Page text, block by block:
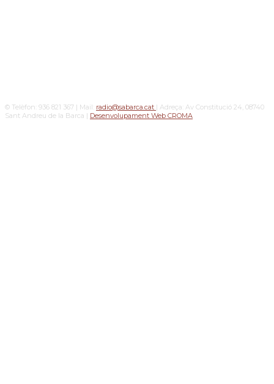
© Telèfon: 936 821 367 | Mail: radio@sabarca.cat | Adreça: Av Constitució 24, 08740
Sant Andreu de la Barca | Desenvolupament Web CROMA